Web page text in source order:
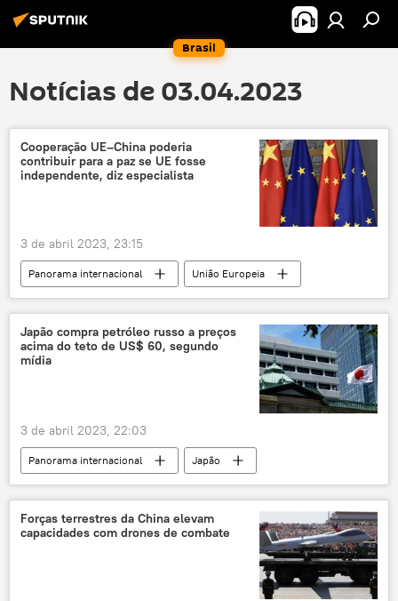
Brasil
Notícias de 03.04.2023
Cooperação UE–China poderia
contribuir para a paz se UE fosse
independente, diz especialista
3 de abril 2023, 23:15
Panorama internacional
União Europeia
China
cooperação multilateral
cooperação
Comissão Europeia
opinião
Japão compra petróleo russo a preços
acima do teto de US$ 60, segundo
mídia
3 de abril 2023, 22:03
Panorama internacional
Japão
petróleo
teto de preços
Rússia
União Europeia
Dmitry Peskov
sanções
Forças terrestres da China elevam
capacidades com drones de combate